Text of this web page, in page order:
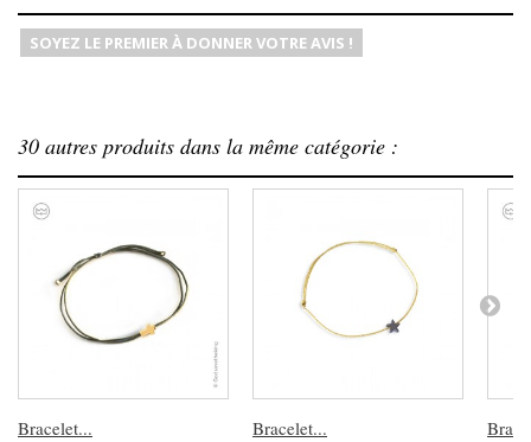
SOYEZ LE PREMIER À DONNER VOTRE AVIS !
30 autres produits dans la même catégorie :
Bracelet... Bracelet...